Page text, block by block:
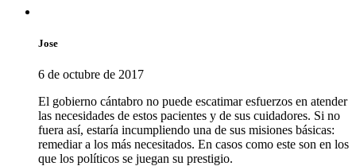
Jose
6 de octubre de 2017
El gobierno cántabro no puede escatimar esfuerzos en atender
las necesidades de estos pacientes y de sus cuidadores. Si no
fuera así, estaría incumpliendo una de sus misiones básicas:
remediar a los más necesitados. En casos como este son en los
que los políticos se juegan su prestigio.